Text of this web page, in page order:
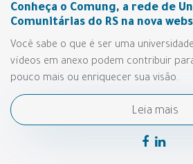
Conheça o Comung, a rede de
Comunitárias do RS na nova
Você sabe o que é ser uma
vídeos em anexo podem contribuir
pouco mais ou enriquecer sua visão.
Leia mais